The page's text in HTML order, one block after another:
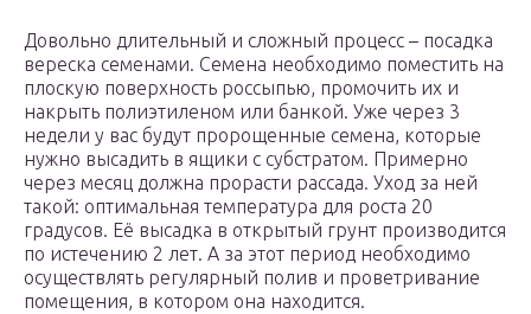
Довольно длительный и сложный процесс – посадка
вереска семенами. Семена необходимо поместить на
плоскую поверхность россыпью, промочить их и
накрыть полиэтиленом или банкой. Уже через 3
недели у вас будут пророщенные семена, которые
нужно высадить в ящики с субстратом. Примерно
через месяц должна прорасти рассада. Уход за ней
такой: оптимальная температура для роста 20
градусов. Её высадка в открытый грунт производится
по истечению 2 лет. А за этот период необходимо
осуществлять регулярный полив и проветривание
помещения, в котором она находится.